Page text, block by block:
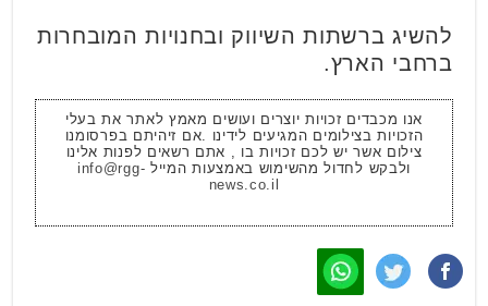
להשיג ברשתות השיווק ובחנויות המובחרות
ברחבי הארץ.
אנו מכבדים זכויות יוצרים ועושים מאמץ לאתר את בעלי
הזכויות בצילומים המגיעים לידינו .אם זיהיתם בפרסומנו
צילום אשר יש לכם זכויות בו , אתם רשאים לפנות אלינו
ולבקש לחדול מהשימוש באמצעות המייל info@rgg-
news.co.il